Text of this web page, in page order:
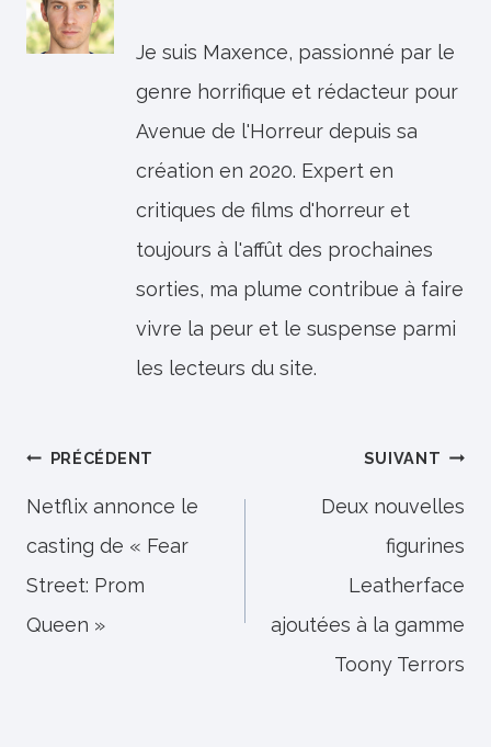
Je suis Maxence, passionné par le
genre horrifique et rédacteur pour
Avenue de l'Horreur depuis sa
création en 2020. Expert en
critiques de films d'horreur et
toujours à l'affût des prochaines
sorties, ma plume contribue à faire
vivre la peur et le suspense parmi
les lecteurs du site.
Navigation
de
l’article
PRÉCÉDENT
Netflix annonce le
casting de « Fear
Street: Prom
Queen »
SUIVANT
Deux nouvelles
figurines
Leatherface
ajoutées à la gamme
Toony Terrors